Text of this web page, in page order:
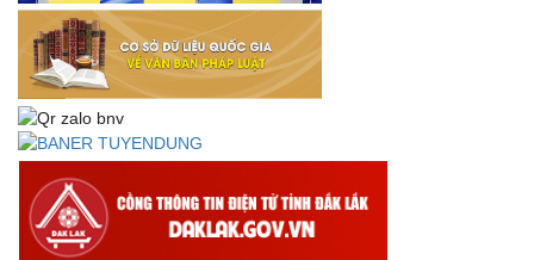
niệm 78 năm Ngày thành lập Bộ Nội vụ, Ngày truyền
thống ngành Tổ chức nhà nước (28/8/1945-28/8/2023)
Thông báo về việc đăng tải Bộ câu hỏi và gợi ý trả lời Hội
thi dân vận khéo năm 2023